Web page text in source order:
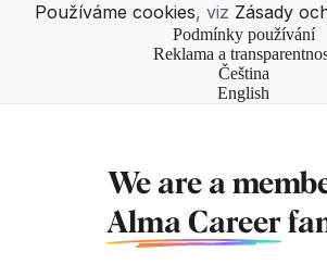
Používáme cookies, viz Zásady
Podmínky používání
Reklama a
Čeština
English
We are a
Alma Career